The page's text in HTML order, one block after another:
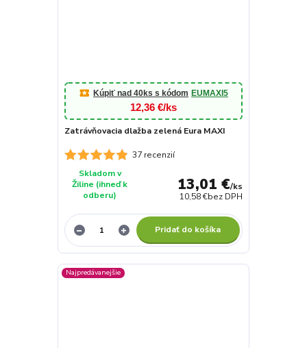
Kúpiť nad 40ks s kódom EUMAXI5
12,36 €/ks
37 recenzií
Zatrávňovacia dlažba zelená Eura MAXI
13,01 €/ks
10,58 €bez DPH
Skladom v
Žiline (ihneď k
odberu)
Pridať do košíka
Najpredávanejšie